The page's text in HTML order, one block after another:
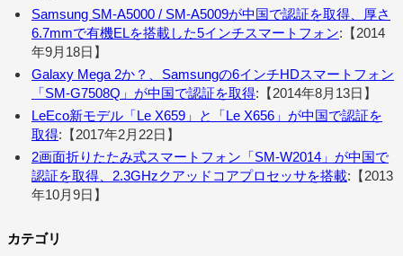
Samsung SM-A5000 / SM-A5009が中国で認証を取得、厚さ
6.7mmで有機ELを搭載した5インチスマートフォン:【2014
年9月18日】
Galaxy Mega 2か？、Samsungの6インチHDスマートフォン
「SM-G7508Q」が中国で認証を取得:【2014年8月13日】
LeEco新モデル「Le X659」と「Le X656」が中国で認証を
取得:【2017年2月22日】
2画面折りたたみ式スマートフォン「SM-W2014」が中国で
認証を取得、2.3GHzクアッドコアプロセッサを搭載:【2013
年10月9日】
カテゴリ